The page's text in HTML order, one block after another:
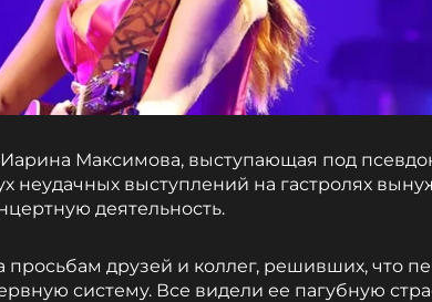
Иарина Максимова, выступающая под
неудачных выступлений на гастролях
деятельность.
просьбам друзей и коллег, решивших, что
систему. Все видели ее пагубную